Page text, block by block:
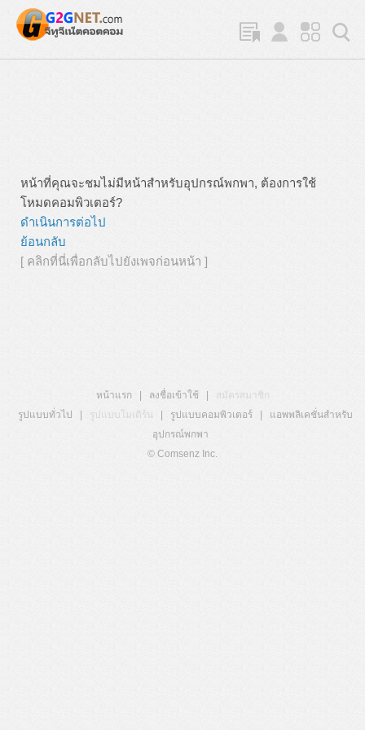
หน้าที่คุณจะชมไม่มีหน้าสำหรับอุปกรณ์พกพา, ต้องการใช้
โหมดคอมพิวเตอร์?
ดำเนินการต่อไป
ย้อนกลับ
[ คลิกที่นี่เพื่อกลับไปยังเพจก่อนหน้า ]
หน้าแรก ลงชื่อเข้าใช้
สมัครสมาชิก
รูปแบบทั่วไป
รูปแบบโมเดิร์น รูปแบบคอมพิวเตอร์
แอพพลิเคชั่นสำหรับ
อุปกรณ์พกพา
© Comsenz Inc.